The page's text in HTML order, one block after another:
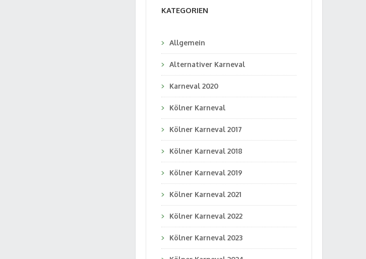
KATEGORIEN
Allgemein
Alternativer Karneval
Karneval 2020
Kölner Karneval
Kölner Karneval 2017
Kölner Karneval 2018
Kölner Karneval 2019
Kölner Karneval 2021
Kölner Karneval 2022
Kölner Karneval 2023